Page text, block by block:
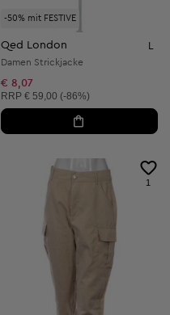
-50% mit FESTIVE
Qed London
Damen Strickjacke
€ 8,07
Unverbindliche Preisempfehlung:
RRP € 59,00 (-86%)
1